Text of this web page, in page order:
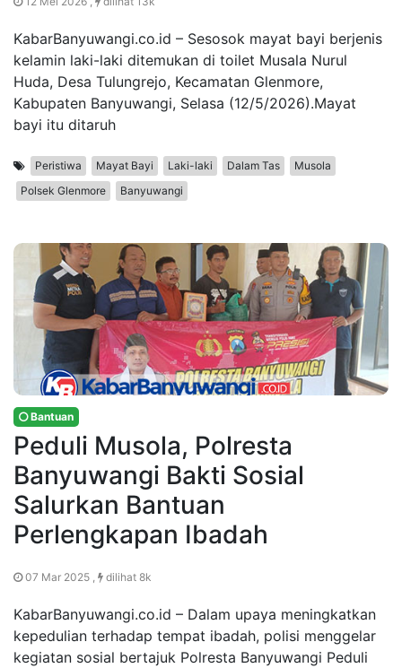
KabarBanyuwangi.co.id – Sesosok mayat bayi berjenis
kelamin laki-laki ditemukan di toilet Musala Nurul
Huda, Desa Tulungrejo, Kecamatan Glenmore,
Kabupaten Banyuwangi, Selasa (12/5/2026).Mayat
bayi itu ditaruh
Peristiwa Mayat Bayi Laki-laki Dalam Tas
Musola
Polsek Glenmore
Banyuwangi
Bantuan
Peduli Musola, Polresta
Banyuwangi Bakti Sosial
Salurkan Bantuan
Perlengkapan Ibadah
07 Mar 2025 , dilihat 8k
KabarBanyuwangi.co.id – Dalam upaya meningkatkan
kepedulian terhadap tempat ibadah, polisi menggelar
kegiatan sosial bertajuk Polresta Banyuwangi Peduli